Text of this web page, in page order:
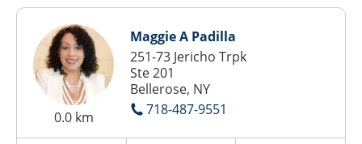
0.0 km
Maggie A Padilla
251-73 Jericho Trpk
Ste 201
Bellerose, NY
718-487-9551